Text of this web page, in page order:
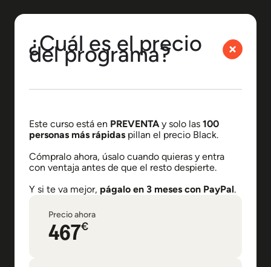
¿Cuál es el precio
del programa?
Este curso está en PREVENTAy solo las 100
personas más rápidas pillan el precio Black.
Cómpralo ahora, úsalo cuando quieras y entra
con ventaja antes de que el resto despierte.
Y si te va mejor, págalo en 3 meses con PayPal.
Precio ahora
467€